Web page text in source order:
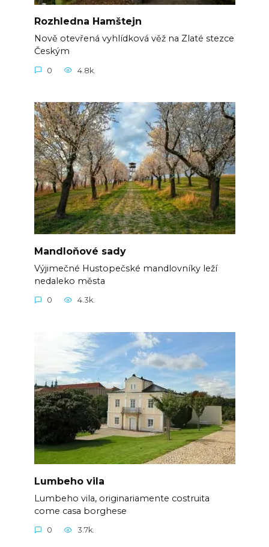
Rozhledna Hamštejn
Nově otevřená vyhlídková věž na Zlaté stezce
Českým
0 4.8k.
Mandloňové sady
Výjimečné Hustopečské mandlovníky leží
nedaleko města
0 4.3k.
Lumbeho vila
Lumbeho vila, originariamente costruita
come casa borghese
0 3.7k.